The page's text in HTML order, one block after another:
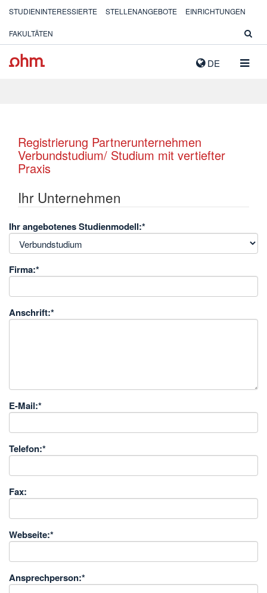
DE
STUDIENINTERESSIERTE STELLENANGEBOTE EINRICHTUNGEN
FAKULTÄTEN
Registrierung Partnerunternehmen
Verbundstudium/ Studium mit vertiefter
Praxis
Ihr Unternehmen
Ihr angebotenes Studienmodell:*
Firma:*
Anschrift:*
E-Mail:*
Telefon:*
Fax:
Webseite:*
Ansprechperson:*